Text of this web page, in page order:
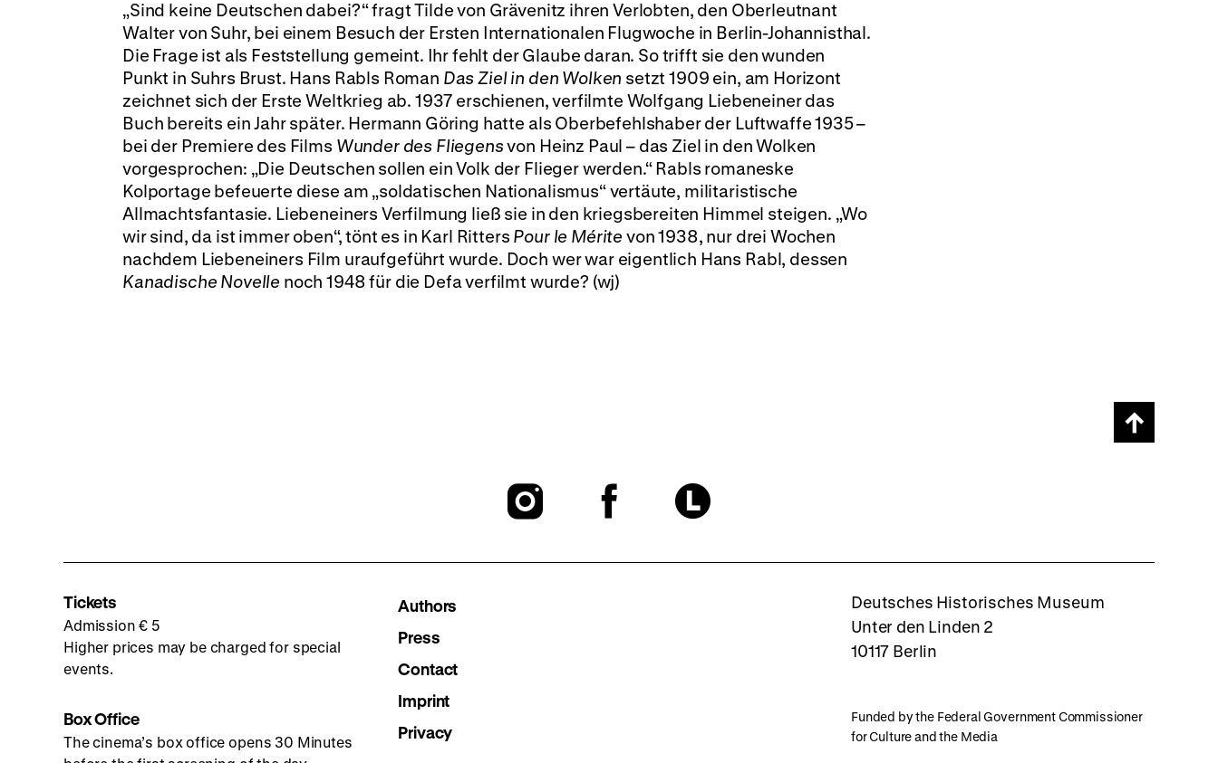
„Sind keine Deutschen dabei?“ fragt Tilde von Grävenitz ihren Verlobten, den Oberleutnant
Walter von Suhr, bei einem Besuch der Ersten Internationalen Flugwoche in Berlin-Johannisthal.
Die Frage ist als Feststellung gemeint. Ihr fehlt der Glaube daran. So trifft sie den wunden
Punkt in Suhrs Brust. Hans Rabls Roman Das Ziel in den Wolken setzt 1909 ein, am Horizont
zeichnet sich der Erste Weltkrieg ab. 1937 erschienen, verfilmte Wolfgang Liebeneiner das
Buch bereits ein Jahr später. Hermann Göring hatte als Oberbefehlshaber der Luftwaffe 1935 –
bei der Premiere des Films Wunder des Fliegensvon Heinz Paul – das Ziel in den Wolken
vorgesprochen: „Die Deutschen sollen ein Volk der Flieger werden.“ Rabls romaneske
Kolportage befeuerte diese am „soldatischen Nationalismus“ vertäute, militaristische
Allmachtsfantasie. Liebeneiners Verfilmung ließ sie in den kriegsbereiten Himmel steigen. „Wo
wir sind, da ist immer oben“, tönt es in Karl Ritters Pour le Mérite von 1938, nur drei Wochen
nachdem Liebeneiners Film uraufgeführt wurde. Doch wer war eigentlich Hans Rabl, dessen
Kanadische Novelle noch 1948 für die Defa verfilmt wurde? (wj)
Scroll
page
To
To
To
Letterboxd
Tickets
Admission € 5
Higher prices may be charged for special
events.
Box Office
The cinema’s box office opens 30 Minutes
Authors
Press
Contact
Imprint
Privacy
Deutsches Historisches Museum
Unter den Linden 2
10117 Berlin
Funded by the Federal Government Commissioner
for Culture and the Media